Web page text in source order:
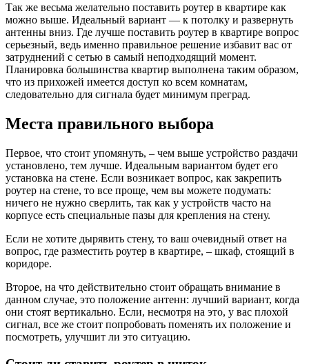
Так же весьма желательно поставить роутер в квартире как
можно выше. Идеальный вариант — к потолку и развернуть
антенны вниз. Где лучше поставить роутер в квартире вопрос
серьезный, ведь именно правильное решение избавит вас от
затруднений с сетью в самый неподходящий момент.
Планировка большинства квартир выполнена таким образом,
что из прихожей имеется доступ ко всем комнатам,
следовательно для сигнала будет минимум преград.
Места правильного выбора
Первое, что стоит упомянуть, – чем выше устройство раздачи
установлено, тем лучше. Идеальным вариантом будет его
установка на стене. Если возникает вопрос, как закрепить
роутер на стене, то все проще, чем вы можете подумать:
ничего не нужно сверлить, так как у устройств часто на
корпусе есть специальные пазы для крепления на стену.
Если не хотите дырявить стену, то ваш очевидный ответ на
вопрос, где разместить роутер в квартире, – шкаф, стоящий в
коридоре.
Второе, на что действительно стоит обращать внимание в
данном случае, это положение антенн: лучший вариант, когда
они стоят вертикально. Если, несмотря на это, у вас плохой
сигнал, все же стоит попробовать поменять их положение и
посмотреть, улучшит ли это ситуацию.